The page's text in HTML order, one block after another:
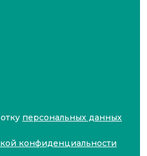
персональных данных
конфиденциальности